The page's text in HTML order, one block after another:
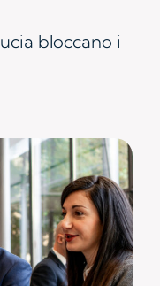
bloccano i